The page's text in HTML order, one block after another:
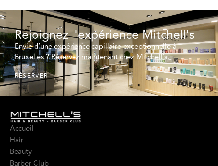
Rejoignez l'expérience Mitchell's
Envie d’une expérience capillaire exceptionnelle à
Bruxelles ? Réservez maintenant chez Mitchell’s.
RÉSERVER
Accueil
Hair
Beauty
Barber Club